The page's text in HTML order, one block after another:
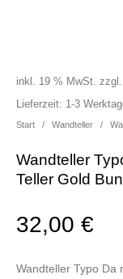
Start / Wandteller /
Wandteller
Teller Gold
32,00€
inkl. 19 % MwSt.
Wandteller Typo Da
Lieferzeit: 1-3